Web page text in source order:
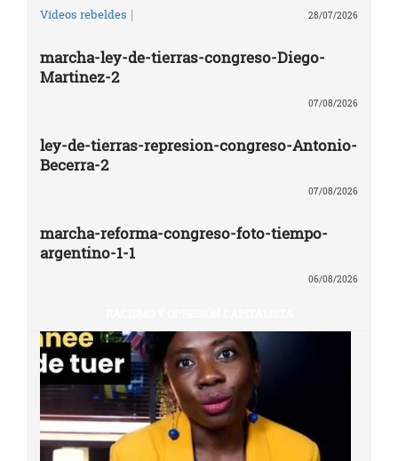
Vídeos rebeldes | 28/07/2026
marcha-ley-de-tierras-congreso-Diego-
Martinez-2
07/08/2026
ley-de-tierras-represion-congreso-Antonio-
Becerra-2
07/08/2026
marcha-reforma-congreso-foto-tiempo-
argentino-1-1
06/08/2026